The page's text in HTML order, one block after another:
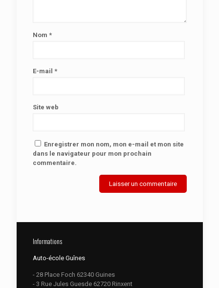
Nom *
E-mail *
Site web
Enregistrer mon nom, mon e-mail et mon site
dans le navigateur pour mon prochain
commentaire.
Informations
Auto-école Guînes
- 28 Place Foch 62340 Guines
- 3 Rue Jules Guesde 62720 Rinxent